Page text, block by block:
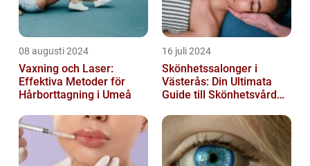
08 augusti 2024
Vaxning och Laser:
Effektiva Metoder för
Hårborttagning i Umeå
16 juli 2024
Skönhetssalonger i
Västerås: Din Ultimata
Guide till Skönhetsvård